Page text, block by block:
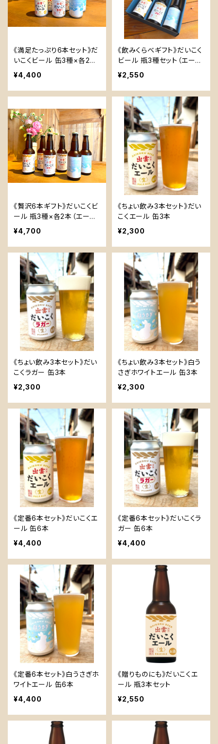
《満足たっぷり6本セット》だ
いこくビール 缶3種×各2本
（計6本）
¥4,400
《飲みくらべギフト》だいこく
ビール 瓶3種セット（エー
ル・ラガー・白うさぎ）
¥2,550
《贅沢6本ギフト》だいこくビ
ール 瓶3種×各2本（エール・
ラガー・白うさぎ）
¥4,700
《ちょい飲み3本セット》だい
こくエール 缶3本
¥2,300
《ちょい飲み3本セット》だい
こくラガー 缶3本
¥2,300
《ちょい飲み3本セット》白う
さぎホワイトエール 缶3本
¥2,300
《定番6本セット》だいこくエ
ール 缶6本
¥4,400
《定番6本セット》だいこくラ
ガー 缶6本
¥4,400
《定番6本セット》白うさぎホ
ワイトエール 缶6本
¥4,400
《贈りものにも》だいこくエ
ール 瓶3本セット
¥2,550